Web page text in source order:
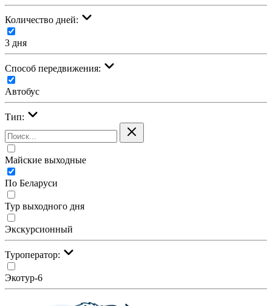
Количество дней:
3 дня
Cпособ передвижения:
Автобус
Тип:
Майские выходные
По Беларуси
Тур выходного дня
Экскурсионный
Туроператор:
Экотур-6